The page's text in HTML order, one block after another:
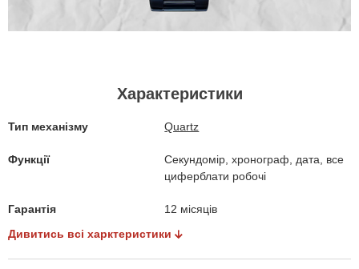
Характеристики
Тип механізму Quartz
Функції
Секундомір, хронограф, дата, все
циферблати робочі
Гарантія
12 місяців
Дивитись всі харктеристики